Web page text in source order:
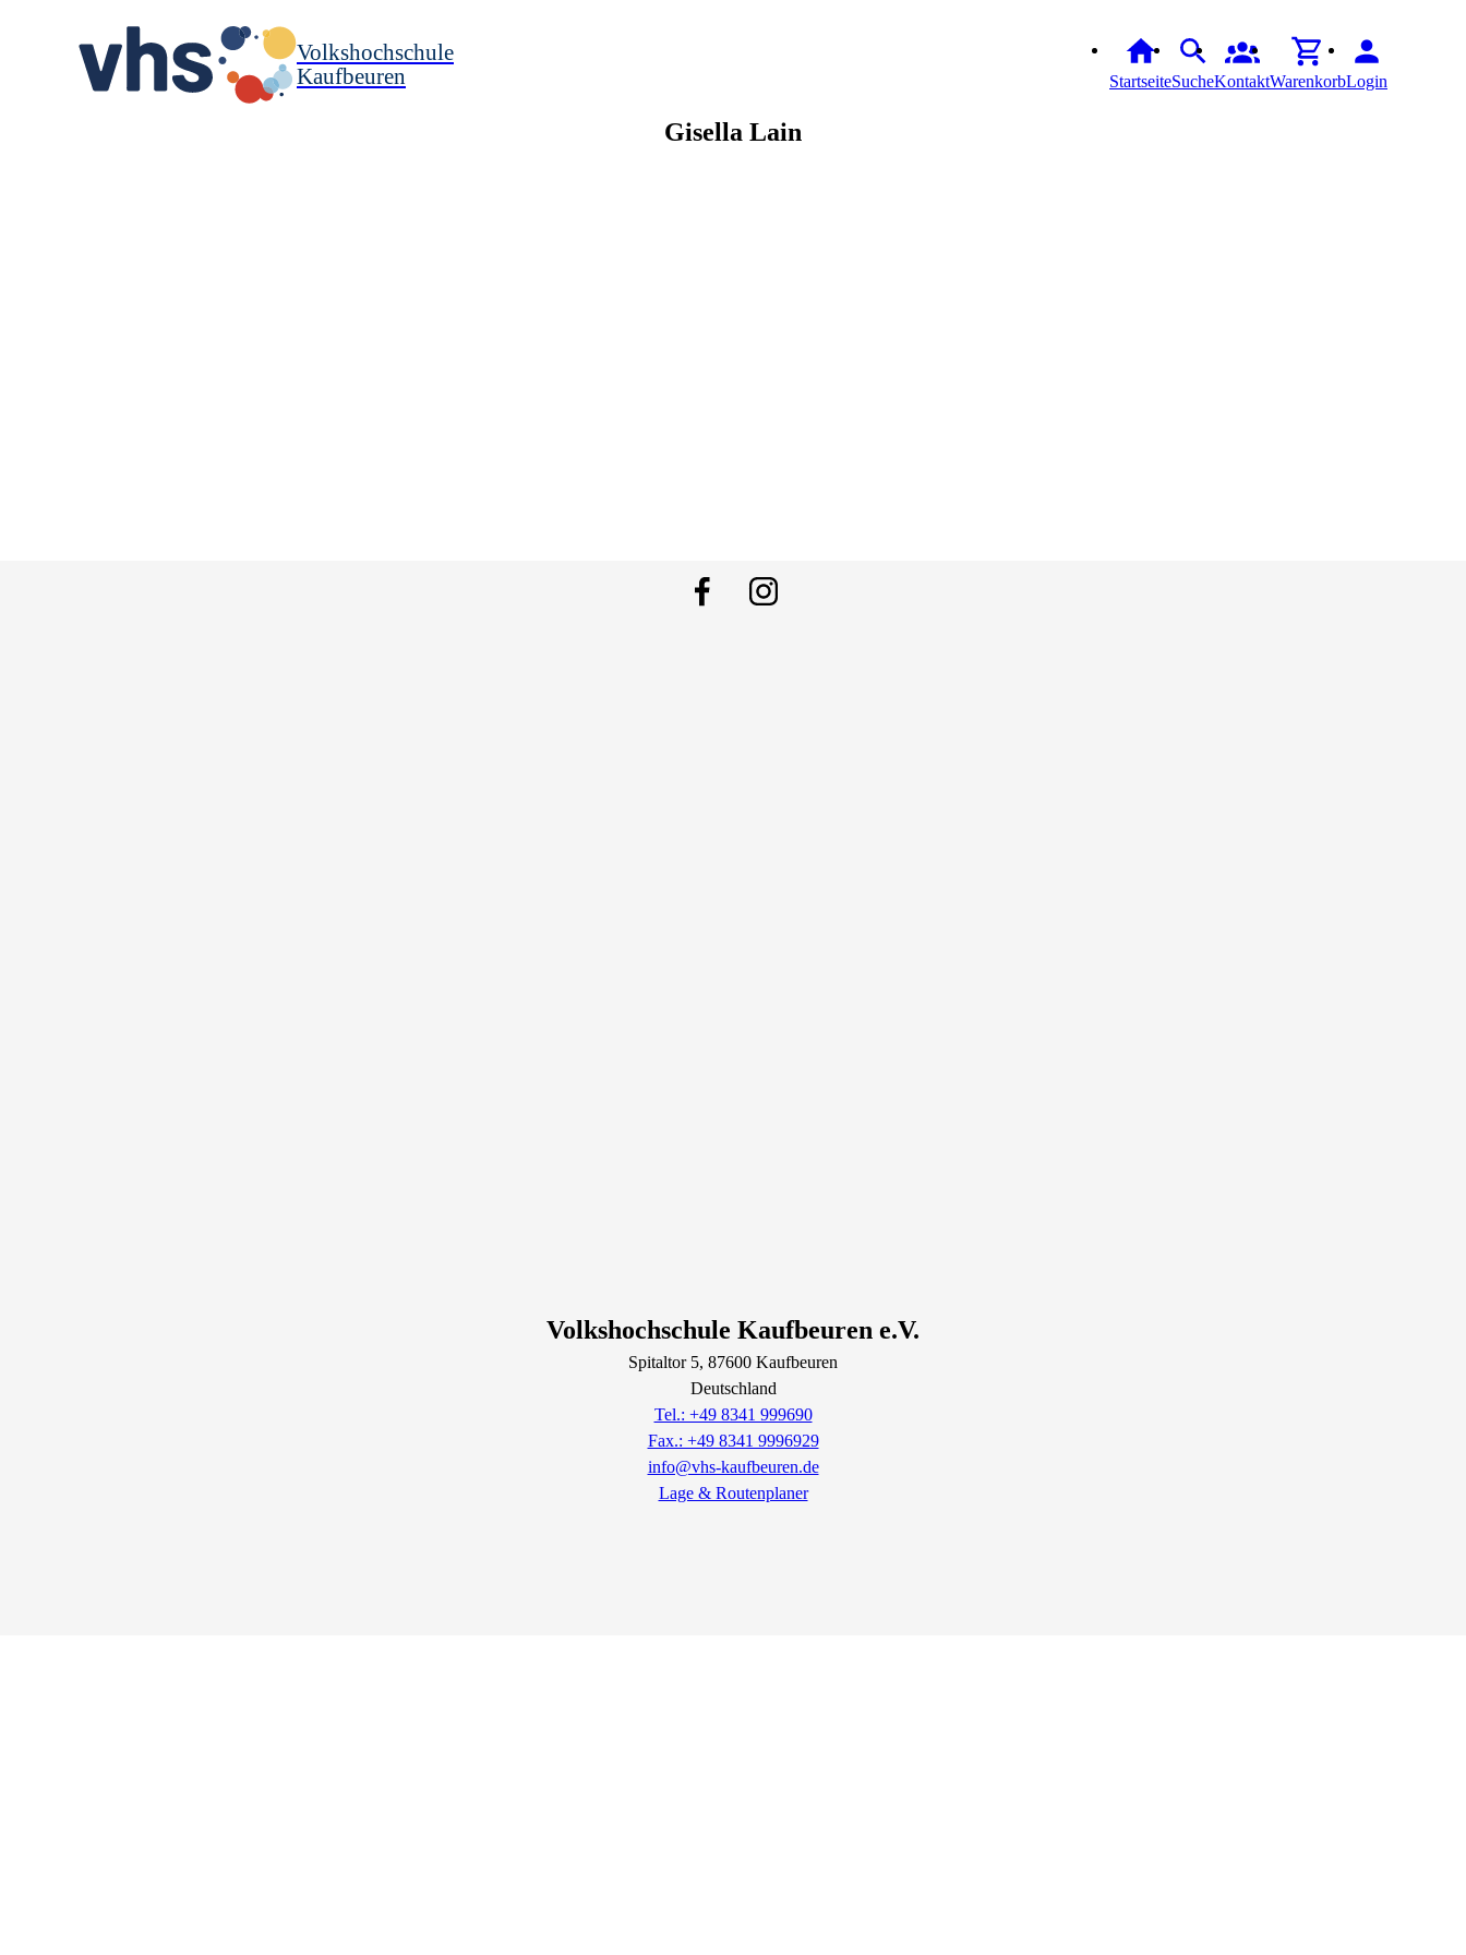
Volkshochschule
Kaufbeuren
StartseiteSucheKontaktWarenkorbLogin
Gisella Lain
Volkshochschule Kaufbeuren e.V.
Spitaltor5, 87600 Kaufbeuren
Deutschland
Tel.: +49 8341 999690
Fax.: +49 8341 9996929
info@vhs-kaufbeuren.de
Lage & Routenplaner